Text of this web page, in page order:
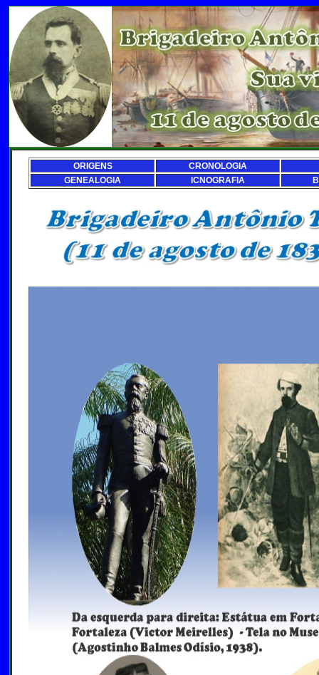
ORIGENS
CRONOLOGIA
GENEALOGIA
ICNOGRAFIA